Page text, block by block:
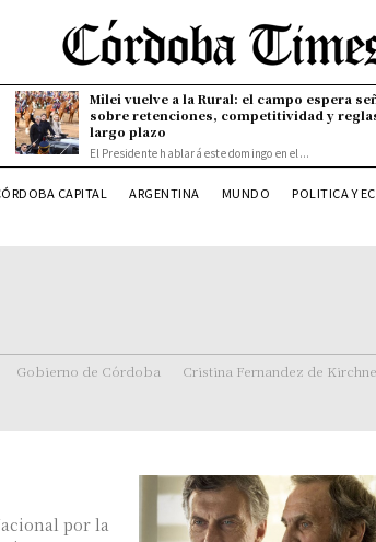
Milei vuelve a la Rural: el campo espera
sobre retenciones, competitividad y
largo plazo
El Presidente hablará este domingo en el...
CAPITAL ARGENTINA MUNDO POLITICA Y
Gobierno de Córdoba Cristina Fernandez de
por la